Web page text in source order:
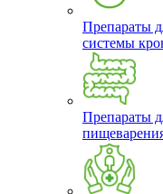
Препараты
системы
Препараты